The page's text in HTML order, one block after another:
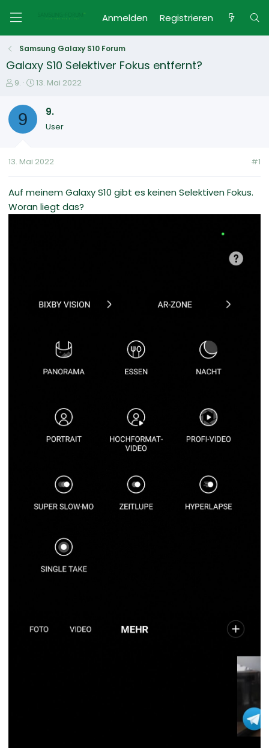
Anmelden Registrieren
Samsung Galaxy S10 Forum
Galaxy S10 Selektiver Fokus entfernt?
E
s
e
e
9.
E
t
t
m
13. Mai 2022
9 9.
User
13. Mai 2022 #1
Auf meinem Galaxy S10 gibt es keinen Selektiven Fokus.
Woran liegt das?